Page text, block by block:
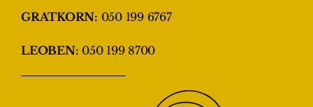
GRATKORN: 050 199 6767
LEOBEN: 050 199 8700